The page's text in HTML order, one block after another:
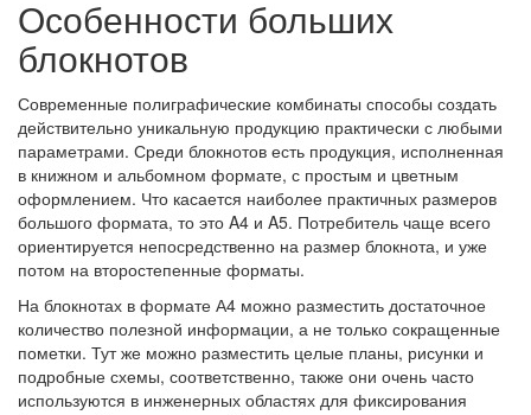
Особенности больших
блокнотов
Современные полиграфические комбинаты способы создать
действительно уникальную продукцию практически с любыми
параметрами. Среди блокнотов есть продукция, исполненная
в книжном и альбомном формате, с простым и цветным
оформлением. Что касается наиболее практичных размеров
большого формата, то это A4 и A5. Потребитель чаще всего
ориентируется непосредственно на размер блокнота, и уже
потом на второстепенные форматы.
На блокнотах в формате А4 можно разместить достаточное
количество полезной информации, а не только сокращенные
пометки. Тут же можно разместить целые планы, рисунки и
подробные схемы, соответственно, также они очень часто
используются в инженерных областях для фиксирования